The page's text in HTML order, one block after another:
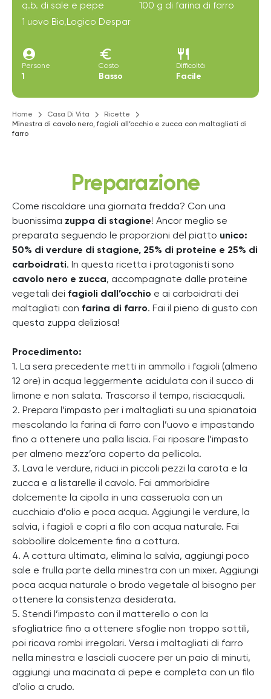
q.b. di sale e pepe
100 g di farina di farro
1 uovo Bio,Logico Despar
account_circle
Persone
1
euro
Costo
Basso
restaurant
Difficoltà
Facile
Home Casa Di Vita
Ricette
Minestra di cavolo nero, fagioli all’occhio e zucca con maltagliati di
farro
Preparazione
Come riscaldare una giornata fredda? Con una
buonissima zuppa di stagione! Ancor meglio se
preparata seguendo le proporzioni del piatto unico:
50% di verdure di stagione, 25% di proteine e 25% di
carboidrati. In questa ricetta i protagonisti sono
cavolo nero e zucca, accompagnate dalle proteine
vegetali dei fagioli dall’occhio e ai carboidrati dei
maltagliati con farina di farro. Fai il pieno di gusto con
questa zuppa deliziosa!
Procedimento:
1. La sera precedente metti in ammollo i fagioli (almeno
12 ore) in acqua leggermente acidulata con il succo di
limone e non salata. Trascorso il tempo, risciacquali.
2. Prepara l’impasto per i maltagliati su una spianatoia
mescolando la farina di farro con l’uovo e impastando
fino a ottenere una palla liscia. Fai riposare l’impasto
per almeno mezz’ora coperto da pellicola.
3. Lava le verdure, riduci in piccoli pezzi la carota e la
zucca e a listarelle il cavolo. Fai ammorbidire
dolcemente la cipolla in una casseruola con un
cucchiaio d’olio e poca acqua. Aggiungi le verdure, la
salvia, i fagioli e copri a filo con acqua naturale. Fai
sobbollire dolcemente fino a cottura.
4. A cottura ultimata, elimina la salvia, aggiungi poco
sale e frulla parte della minestra con un mixer. Aggiungi
poca acqua naturale o brodo vegetale al bisogno per
ottenere la consistenza desiderata.
5. Stendi l’impasto con il matterello o con la
sfogliatrice fino a ottenere sfoglie non troppo sottili,
poi ricava rombi irregolari. Versa i maltagliati di farro
nella minestra e lasciali cuocere per un paio di minuti,
aggiungi una macinata di pepe e completa con un filo
d’olio a crudo.